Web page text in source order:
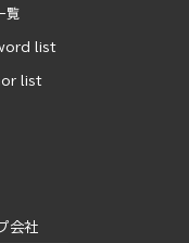
覧
list
list
会社